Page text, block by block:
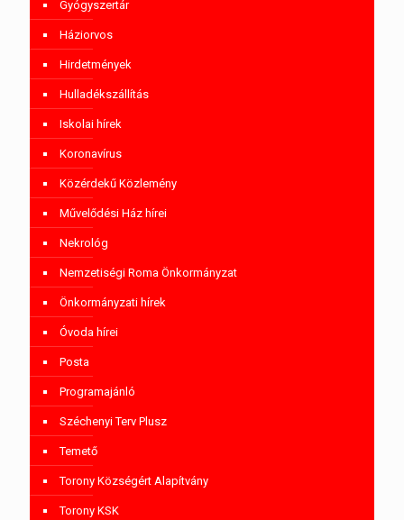
Gyógyszertár
Háziorvos
Hirdetmények
Hulladékszállítás
Iskolai hírek
Koronavírus
Közérdekű Közlemény
Művelődési Ház hírei
Nekrológ
Nemzetiségi Roma Önkormányzat
Önkormányzati hírek
Óvoda hírei
Posta
Programajánló
Széchenyi Terv Plusz
Temető
Torony Községért Alapítvány
Torony KSK